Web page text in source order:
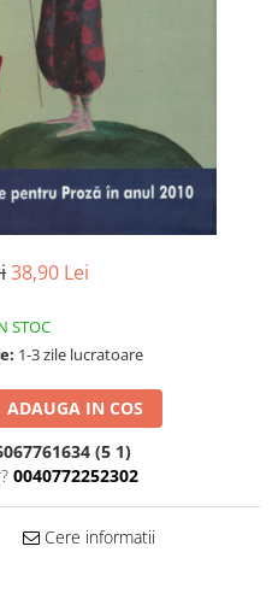
38,90 Lei
STOC
1-3 zile lucratoare
ADAUGA IN COS
(5 1)
0040772252302
Cere informatii